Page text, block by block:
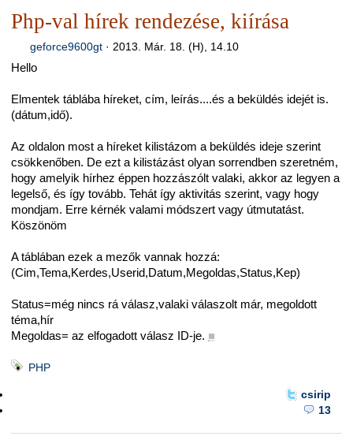
Php-val hírek rendezése, kiírása
geforce9600gt· 2013. Már. 18. (H), 14.10
Hello
Elmentek táblába híreket, cím, leírás....és a beküldés idejét is.
(dátum,idő).
Az oldalon most a híreket kilistázom a beküldés ideje szerint
csökkenőben. De ezt a kilistázást olyan sorrendben szeretném,
hogy amelyik hírhez éppen hozzászólt valaki, akkor az legyen a
legelső, és így tovább. Tehát így aktivitás szerint, vagy hogy
mondjam. Erre kérnék valami módszert vagy útmutatást.
Köszönöm
A táblában ezek a mezők vannak hozzá:
(Cim,Tema,Kerdes,Userid,Datum,Megoldas,Status,Kep)
Status=még nincs rá válasz,valaki válaszolt már, megoldott
téma,hír
Megoldas= az elfogadott válasz ID-je. ■
PHP
csirip
13